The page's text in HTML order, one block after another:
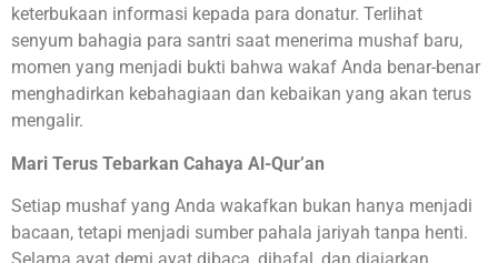
keterbukaan informasi kepada para donatur. Terlihat
senyum bahagia para santri saat menerima mushaf baru,
momen yang menjadi bukti bahwa wakaf Anda benar-benar
menghadirkan kebahagiaan dan kebaikan yang akan terus
mengalir.
Mari Terus Tebarkan Cahaya Al-Qur’an
Setiap mushaf yang Anda wakafkan bukan hanya menjadi
bacaan, tetapi menjadi sumber pahala jariyah tanpa henti.